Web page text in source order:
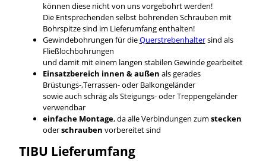
können diese nicht von uns vorgebohrt werden!
Die Entsprechenden selbst bohrenden Schrauben mit
Bohrspitze sind im Lieferumfang enthalten!
Gewindebohrungen für dieQuerstrebenhaltersind als
Fließlochbohrungen
und damit mit einem langen stabilen Gewinde gearbeitet
Einsatzbereich innen & außen als gerades
Brüstungs-,Terrassen- oder Balkongeländer
sowie auch schräg als Steigungs- oder Treppengeländer
verwendbar
einfache Montage, da alle Verbindungen zum stecken
oderschrauben vorbereitet sind
TIBU Lieferumfang